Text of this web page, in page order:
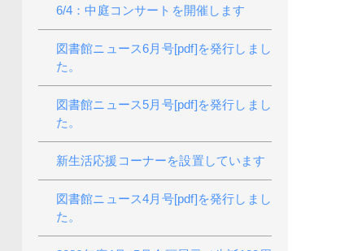
6/4：中庭コンサートを開催します
図書館ニュース6月号[pdf]を発行しまし
た。
図書館ニュース5月号[pdf]を発行しまし
た。
新生活応援コーナーを設置しています
図書館ニュース4月号[pdf]を発行しまし
た。